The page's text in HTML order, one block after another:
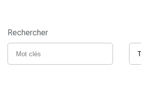
Rechercher